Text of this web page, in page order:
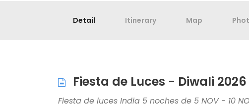
Detail Itinerary Map
Fiesta de Luces - Diwali 2026
Fiesta de luces India 5 noches de 5 NOV - 10